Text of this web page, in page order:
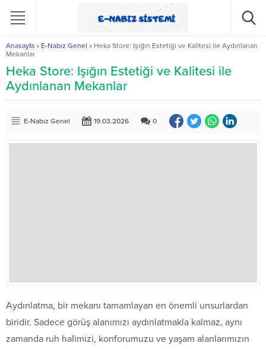
Anasayfa » E-Nabız Genel » Heka Store: Işığın Estetiği ve Kalitesi ile Aydınlanan
Mekanlar
Heka Store: Işığın Estetiği ve Kalitesi ile
Aydınlanan Mekanlar
E-Nabız Genel 19.03.2026 0
Aydınlatma, bir mekanı tamamlayan en önemli unsurlardan
biridir. Sadece görüş alanımızı aydınlatmakla kalmaz, aynı
zamanda ruh halimizi, konforumuzu ve yaşam alanlarımızın